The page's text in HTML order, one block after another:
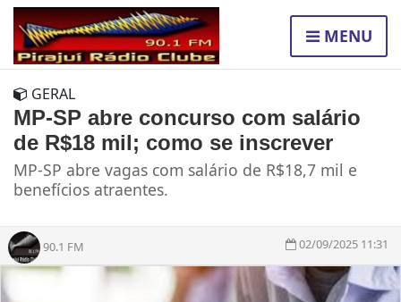
MENU
GERAL
MP-SP abre concurso com salário
de R$18 mil; como se inscrever
MP-SP abre vagas com salário de R$18,7 mil e
benefícios atraentes.
90.1 FM 02/09/2025 11:31